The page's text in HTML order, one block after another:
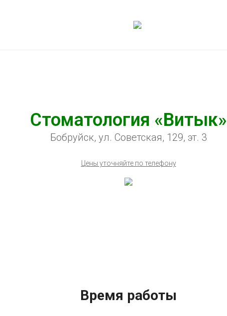
Стоматология «Витык»
Бобруйск, ул. Советская, 129, эт. 3
Цены уточняйте по телефону
Время работы